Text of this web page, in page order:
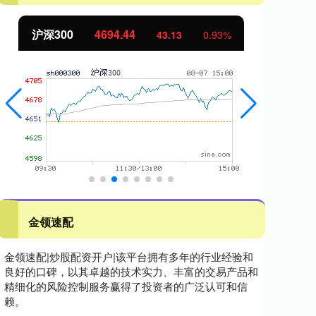
北证50 1134.24 11.37 1.01%
金领速配
金领速配|炒股配资开户|该平台拥有多年的行业经验和
良好的口碑，以其卓越的技术实力、丰富的交易产品和
精细化的风险控制服务赢得了投资者的广泛认可和信
赖。